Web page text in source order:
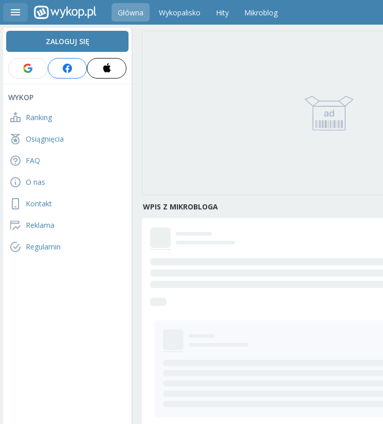
Główna Wykopalisko Hity Mikroblog
ZALOGUJ SIĘ
WYKOP
Ranking
Osiągnięcia
FAQ
O nas
Kontakt
Reklama
Regulamin
WPIS Z MIKROBLOGA